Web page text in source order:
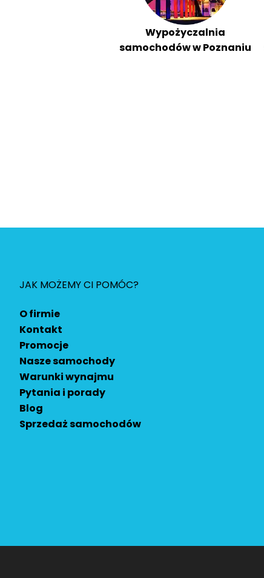
Wypożyczalnia
samochodów w Poznaniu
JAK MOŻEMY CI POMÓC?
O firmie
Kontakt
Promocje
Nasze samochody
Warunki wynajmu
Pytania i porady
Blog
Sprzedaż samochodów